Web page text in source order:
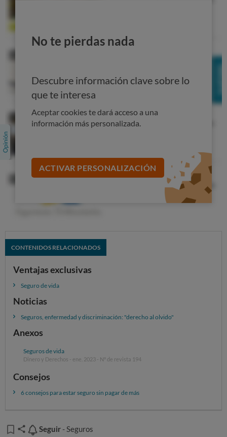
OCU
Siguiente
No te pierdas nada
Descubre información clave sobre lo
que te interesa
Aceptar cookies te dará acceso a una
información más personalizada.
ACTIVAR PERSONALIZACIÓN
CONTENIDOS RELACIONADOS
Ventajas exclusivas
Seguro de vida
Noticias
Seguros, enfermedad y discriminación: "derecho al olvido"
Anexos
Seguros de vida
Dinero y Derechos - ene. 2023 - Nº de revista 194
Consejos
6 consejos para estar seguro sin pagar de más
Seguir
Seguir - Seguros